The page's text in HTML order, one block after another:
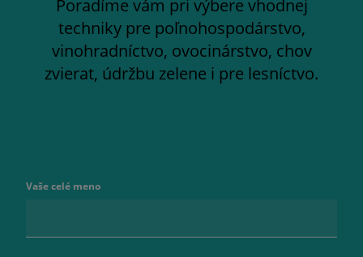
Poradíme vám pri výbere vhodnej
techniky pre poľnohospodárstvo,
vinohradníctvo, ovocinárstvo, chov
zvierat, údržbu zelene i pre lesníctvo.
Vaše celé meno